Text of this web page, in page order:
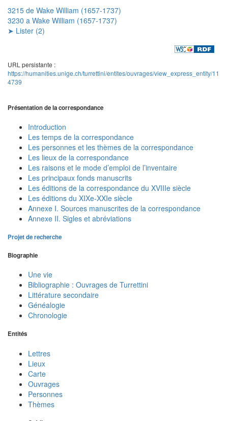
3215 de Wake William (1657-1737)
3230 a Wake William (1657-1737)
➤ Lister (2)
URL persistante :
https://humanities.unige.ch/turrettini/entites/ouvrages/view_express_entity/11
4739
Présentation de la correspondance
Introduction
Les temps de la correspondance
Les personnes et les thèmes de la correspondance
Les lieux de la correspondance
Les raisons et le mode d’emploi de l’inventaire
Les principaux fonds manuscrits
Les éditions de la correspondance du XVIIIe siècle
Les éditions du XIXe-XXIe siècle
Annexe I. Sources manuscrites de la correspondance
Annexe II. Sigles et abréviations
Projet de recherche
Biographie
Une vie
Bibliographie : Ouvrages de Turrettini
Littérature secondaire
Généalogie
Chronologie
Entités
Lettres
Lieux
Carte
Ouvrages
Personnes
Thèmes